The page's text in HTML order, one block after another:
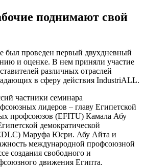
поднимают свой
был проведен первый двухдневный
и оценке. В нем приняли участие
различных отраслей
в сферу действия IndustriALL.
частники семинара
лидеров – главу Египетской
профсоюзов (EFITU) Камала Абу
демократической
Маруфа Юсри. Абу Айта и
международной профсоюзной
создания свободного и
движения Египта.